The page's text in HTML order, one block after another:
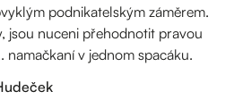
podnikatelským záměrem.
jsou nuceni přehodnotit pravou
namačkaní v jednom spacáku.